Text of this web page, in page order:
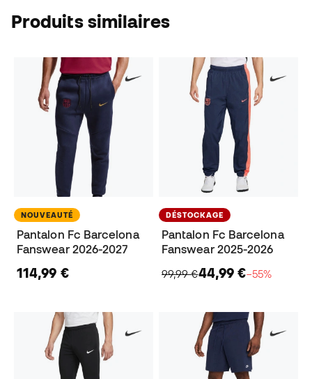
Produits similaires
NOUVEAUTÉ
Pantalon Fc Barcelona
Fanswear 2026-2027
114,99 €
DÉSTOCKAGE
Pantalon Fc Barcelona
Fanswear 2025-2026
99,99 €44,99 €−55%